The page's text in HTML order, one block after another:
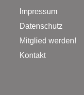
Impressum
Datenschutz
Mitglied werden!
Kontakt